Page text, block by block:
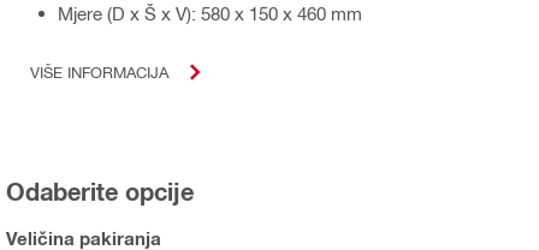
Mjere (D x Š x V): 580 x 150 x 460 mm
VIŠE INFORMACIJA
Odaberite opcije
Veličina pakiranja